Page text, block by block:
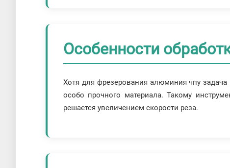
Особенности
Хотя для фрезерования алюминия чпу
особо прочного материала. Такому
решается увеличением скорости реза.